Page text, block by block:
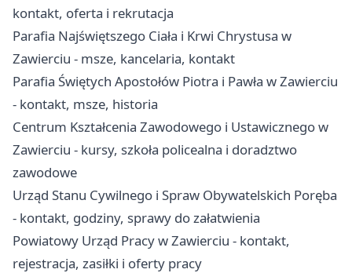
kontakt, oferta i rekrutacja
Parafia Najświętszego Ciała i Krwi Chrystusa w
Zawierciu - msze, kancelaria, kontakt
Parafia Świętych Apostołów Piotra i Pawła w Zawierciu
- kontakt, msze, historia
Centrum Kształcenia Zawodowego i Ustawicznego w
Zawierciu - kursy, szkoła policealna i doradztwo
zawodowe
Urząd Stanu Cywilnego i Spraw Obywatelskich Poręba
- kontakt, godziny, sprawy do załatwienia
Powiatowy Urząd Pracy w Zawierciu - kontakt,
rejestracja, zasiłki i oferty pracy